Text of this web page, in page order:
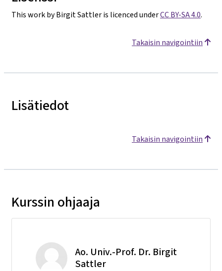
This work by Birgit Sattler is licenced underCC BY-SA 4.0.
Takaisin navigointiin
Lisätiedot
Takaisin navigointiin
Kurssin ohjaaja
Ao. Univ.-Prof. Dr. Birgit
Sattler